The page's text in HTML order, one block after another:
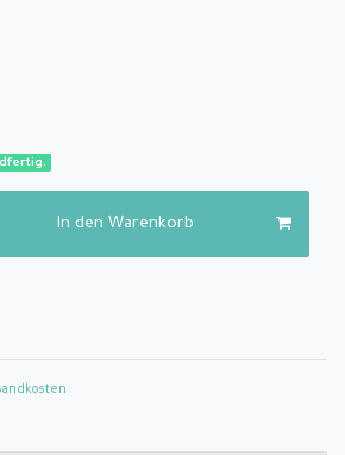
In den Warenkorb